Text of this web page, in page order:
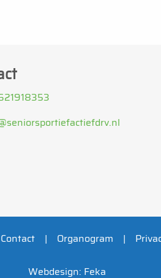
Footer
Contact Organogram
Webdesign: Feka